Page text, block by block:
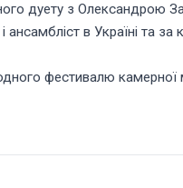
дуету з
і ансамбліст в Україні
фестивалю камерної